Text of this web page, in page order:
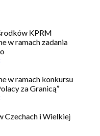
KPRM
w ramach zadania
w ramach konkursu
za Granicą”
Czechach i Wielkiej